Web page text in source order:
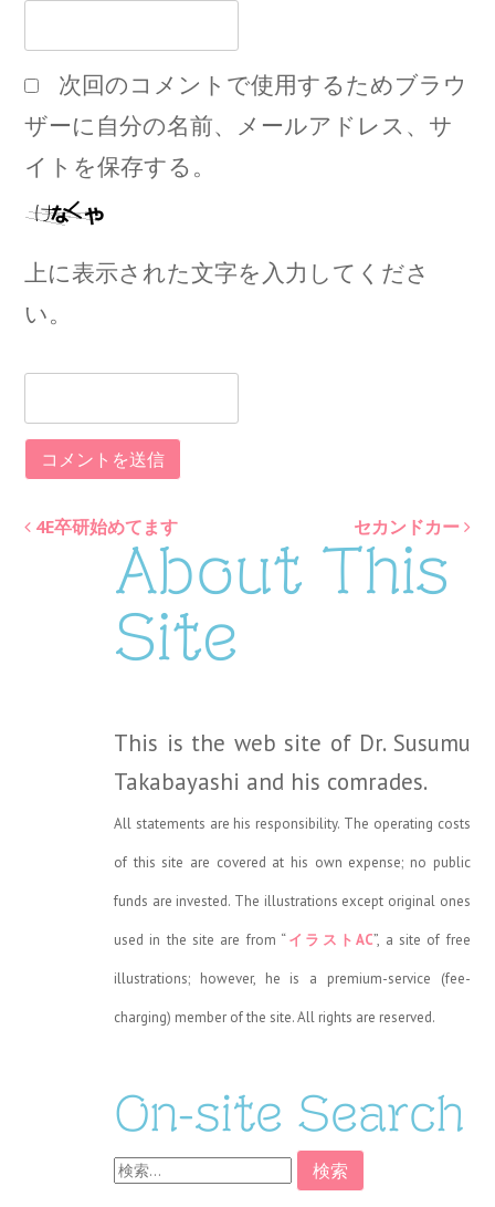
次回のコメントで使用するためブラウ
ザーに自分の名前、メールアドレス、サ
イトを保存する。
上に表示された文字を入力してくださ
い。
Post
navigation
4E卒研始めてます セカンドカー
About This
Site
This is the web site of Dr. Susumu
Takabayashi and his comrades.
All statements are his responsibility. The operating costs
of this site are covered at his own expense; no public
funds are invested. The illustrations except original ones
used in the site are from “イラストAC”, a site of free
illustrations; however, he is a premium-service (fee-
charging) member of the site. All rights are reserved.
On-site Search
検
索: